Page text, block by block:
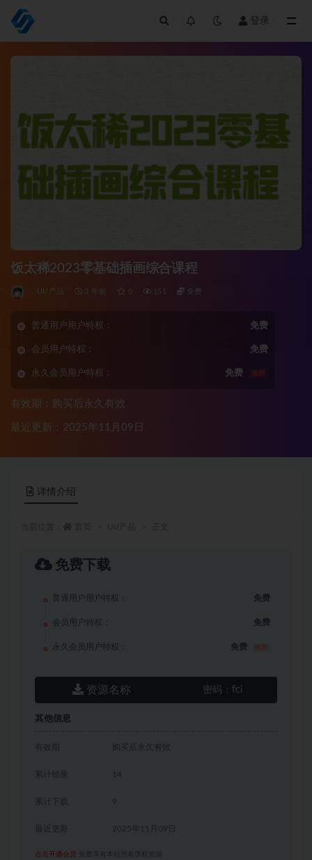
登录
饭太稀2023零基础插画综合课程
UI/产品 3 年前 0 151 免费
普通用户用户特权： 免费
会员用户特权： 免费
永久会员用户特权： 免费 推荐
有效期：购买后永久有效
最近更新：2025年11月09日
详情介绍
免费下载
普通用户用户特权： 免费
会员用户特权： 免费
永久会员用户特权： 免费
资源名称 密码： fci
其他信息
有效期 购买后永久有效
累计销量 14
累计下载 9
2025年11月09日
点击开通会员 免费享有本站所有课程资源